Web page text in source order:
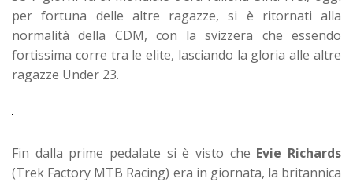
per fortuna delle altre ragazze, si è ritornati alla
normalità della CDM, con la svizzera che essendo
fortissima corre tra le elite, lasciando la gloria alle altre
ragazze Under 23.
Fin dalla prime pedalate si è visto che Evie Richards
(Trek Factory MTB Racing) era in giornata, la britannica